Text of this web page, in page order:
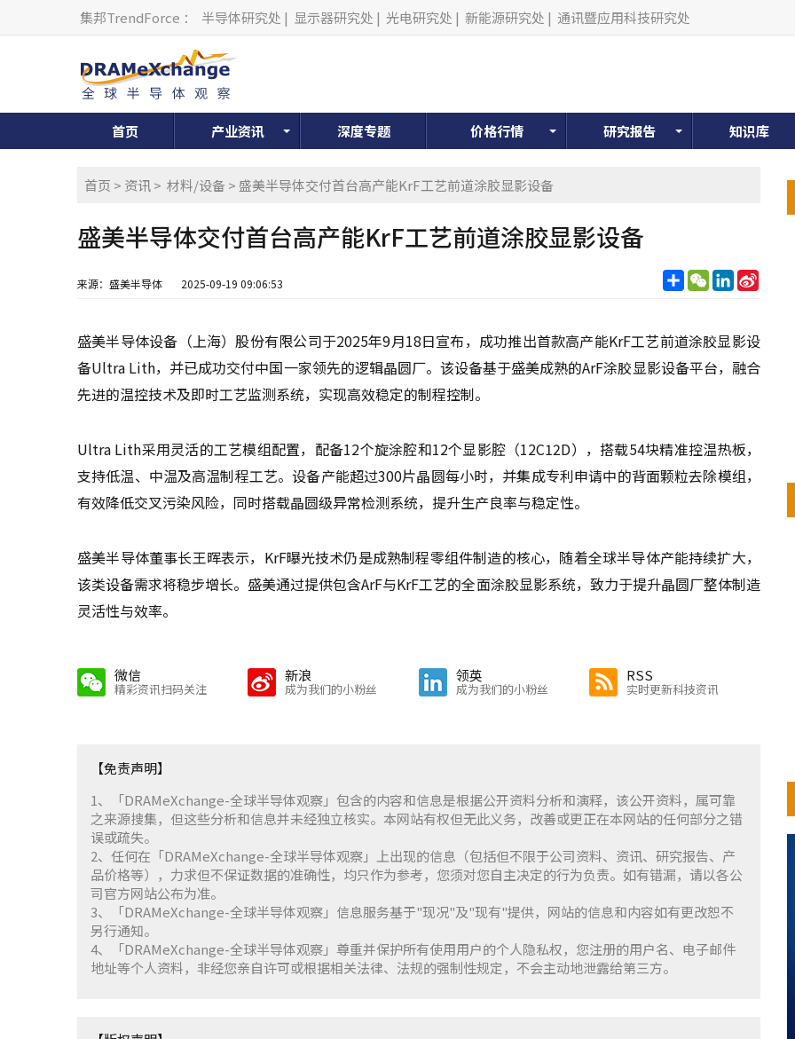
集邦TrendForce ： 半导体研究处 | 显示器研究处 | 光电研究处 | 新能源研究处 | 通讯暨应用科技研究处
首页 产业资讯 深度专题 价格行情 研究报告 知识库
首页 > 资讯> 材料/设备 > 盛美半导体交付首台高产能KrF工艺前道涂胶显影设备
盛美半导体交付首台高产能KrF工艺前道涂胶显影设备
来源：盛美半导体 2025-09-19 09:06:53 分
享
WeChatLinkedIn
Sina
盛美半导体设备（上海）股份有限公司于2025年9月18日宣布，成功推出首款高产能KrF工艺前道涂胶显影设
备Ultra Lith，并已成功交付中国一家领先的逻辑晶圆厂。该设备基于盛美成熟的ArF涂胶显影设备平台，融合
先进的温控技术及即时工艺监测系统，实现高效稳定的制程控制。
Ultra Lith采用灵活的工艺模组配置，配备12个旋涂腔和12个显影腔（12C12D），搭载54块精准控温热板，
支持低温、中温及高温制程工艺。设备产能超过300片晶圆每小时，并集成专利申请中的背面颗粒去除模组，
有效降低交叉污染风险，同时搭载晶圆级异常检测系统，提升生产良率与稳定性。
盛美半导体董事长王晖表示，KrF曝光技术仍是成熟制程零组件制造的核心，随着全球半导体产能持续扩大，
该类设备需求将稳步增长。盛美通过提供包含ArF与KrF工艺的全面涂胶显影系统，致力于提升晶圆厂整体制造
灵活性与效率。
微信
精彩资讯扫码关注
新浪
成为我们的小粉丝
领英
成为我们的小粉丝
RSS
实时更新科技资讯
【免责声明】
1、「DRAMeXchange-全球半导体观察」包含的内容和信息是根据公开资料分析和演释，该公开资料，属可靠
之来源搜集，但这些分析和信息并未经独立核实。本网站有权但无此义务，改善或更正在本网站的任何部分之错
误或疏失。
2、任何在「DRAMeXchange-全球半导体观察」上出现的信息（包括但不限于公司资料、资讯、研究报告、产
品价格等），力求但不保证数据的准确性，均只作为参考，您须对您自主决定的行为负责。如有错漏，请以各公
司官方网站公布为准。
3、「DRAMeXchange-全球半导体观察」信息服务基于"现况"及"现有"提供，网站的信息和内容如有更改恕不
另行通知。
4、「DRAMeXchange-全球半导体观察」尊重并保护所有使用用户的个人隐私权，您注册的用户名、电子邮件
地址等个人资料，非经您亲自许可或根据相关法律、法规的强制性规定，不会主动地泄露给第三方。